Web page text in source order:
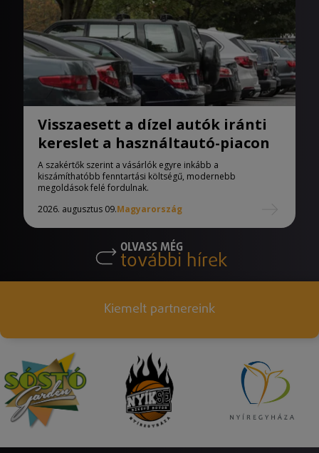
Visszaesett a dízel autók iránti
kereslet a használtautó-piacon
A szakértők szerint a vásárlók egyre inkább a
kiszámíthatóbb fenntartási költségű, modernebb
megoldások felé fordulnak.
2026. augusztus 09.Magyarország
OLVASS MÉG
további hírek
Kiemelt partnereink